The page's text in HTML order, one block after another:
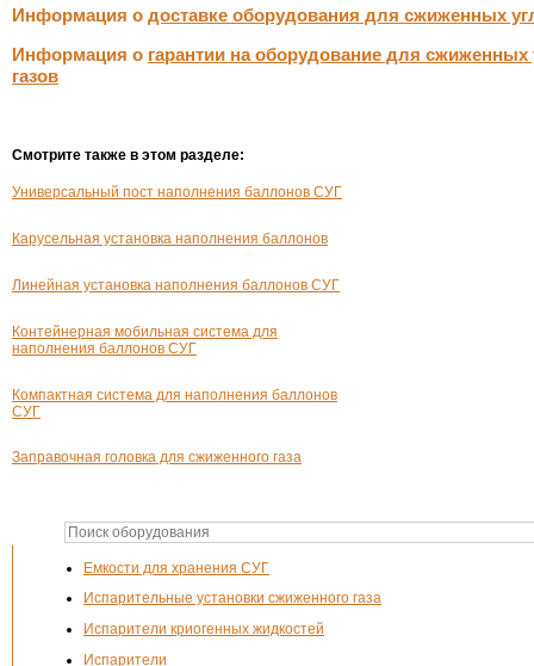
Емкости для хранения СУГ
Испарительные установки сжиженного газа
Испарители криогенных жидкостей
Испарители
Информация о доставке оборудования для сжиженных
Информация о гарантии на оборудование для
газов
Смотрите также в этом разделе:
Универсальный пост наполнения баллонов СУГ
Карусельная установка наполнения баллонов
Линейная установка наполнения баллонов СУГ
Контейнерная мобильная система для
наполнения баллонов СУГ
Компактная система для наполнения баллонов
СУГ
Заправочная головка для сжиженного газа